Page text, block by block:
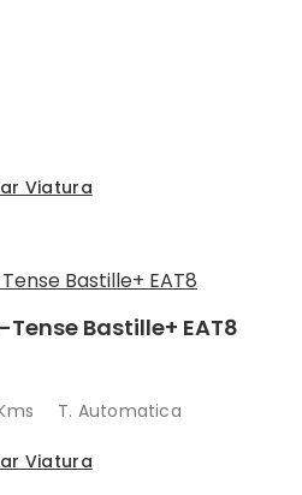
Viatura
Tense Bastille+ EAT8
T. Automatica
Viatura